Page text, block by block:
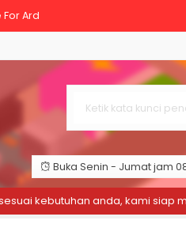
For Ard
Proxi
WROOM-32
Casing A
48B
Buka Senin - Jumat jam
kebutuhan anda, kami siap